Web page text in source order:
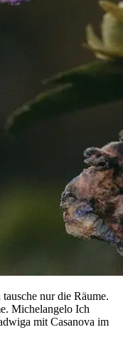
nur die Räume.
Michelangelo Ich
mit Casanova im